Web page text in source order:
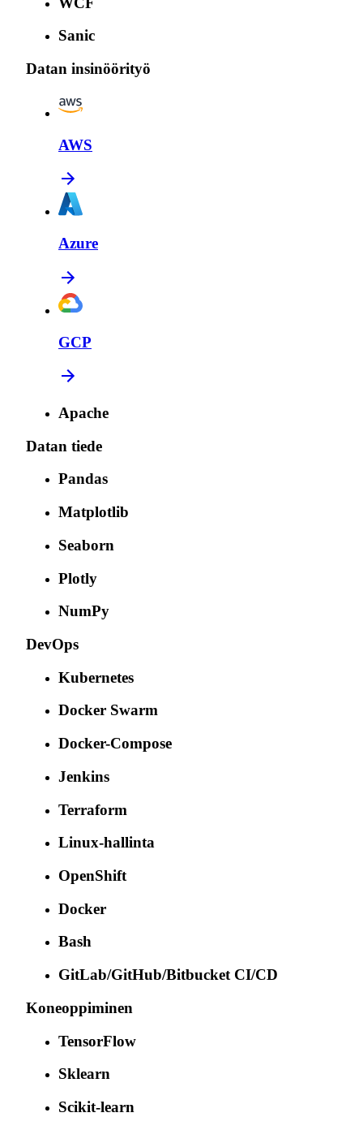
Sanic
Datan insinöörityö
AWS
Azure
GCP
Apache
Datan tiede
Pandas
Matplotlib
Seaborn
Plotly
NumPy
DevOps
Kubernetes
Docker Swarm
Docker-Compose
Jenkins
Terraform
Linux-hallinta
OpenShift
Docker
Bash
GitLab/GitHub/Bitbucket CI/CD
Koneoppiminen
TensorFlow
Sklearn
Scikit-learn